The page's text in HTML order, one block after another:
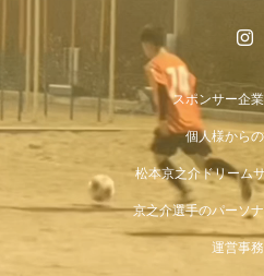
スポンサー企
個人様から
松本京之介ドリーム
京之介選手のパーソ
運営事